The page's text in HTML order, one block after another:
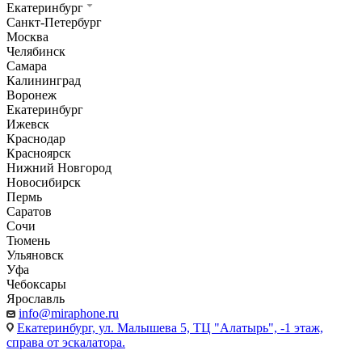
Екатеринбург
Санкт-Петербург
Москва
Челябинск
Самара
Калининград
Воронеж
Екатеринбург
Ижевск
Краснодар
Красноярск
Нижний Новгород
Новосибирск
Пермь
Саратов
Сочи
Тюмень
Ульяновск
Уфа
Чебоксары
Ярославль
info@miraphone.ru
Екатеринбург, ул. Малышева 5, ТЦ "Алатырь", -1 этаж,
справа от эскалатора.